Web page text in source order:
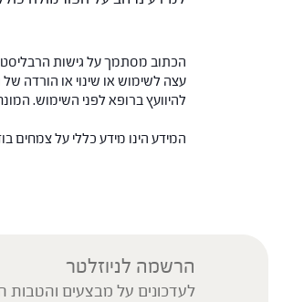
הכתוב מסתמך על גישות
עצה לשימוש או שינוי או הורדה של
להיוועץ ברופא לפני השימוש.
המידע הינו מידע כללי על צמחים
הרשמה לניוזלטר
לעדכונים על מבצעים והטבות